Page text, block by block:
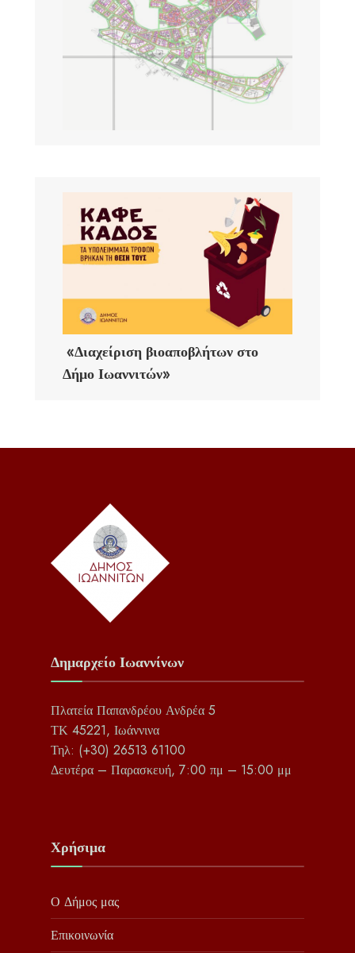
«Διαχείριση βιοαποβλήτων στο
Δήμο Ιωαννιτών»
Δημαρχείο Ιωαννίνων
Πλατεία Παπανδρέου Ανδρέα 5
ΤΚ 45221, Ιωάννινα
Τηλ: (+30) 26513 61100
Δευτέρα – Παρασκευή, 7:00 πμ – 15:00 μμ
Χρήσιμα
Ο Δήμος μας
Επικοινωνία